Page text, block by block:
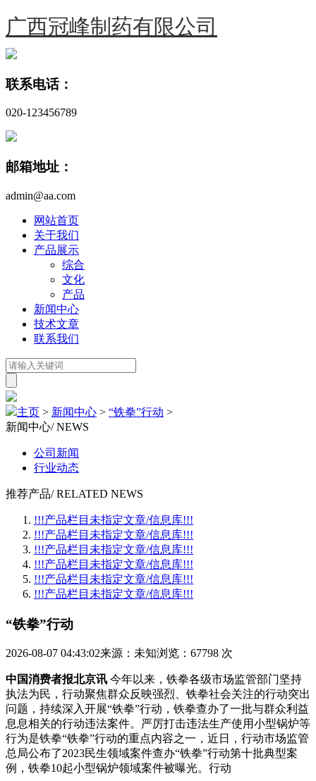
广西冠峰制药有限公司
联系电话：
020-123456789
邮箱地址：
admin@aa.com
网站首页
关于我们
产品展示
综合
文化
产品
新闻中心
技术文章
联系我们
主页 > 新闻中心 > “铁拳”行动 >
新闻中心/ NEWS
公司新闻
行业动态
推荐产品/ RELATED NEWS
!!!产品栏目未指定文章/信息库!!!
!!!产品栏目未指定文章/信息库!!!
!!!产品栏目未指定文章/信息库!!!
!!!产品栏目未指定文章/信息库!!!
!!!产品栏目未指定文章/信息库!!!
!!!产品栏目未指定文章/信息库!!!
“铁拳”行动
2026-08-07 04:43:02来源：未知浏览：67798 次
中国消费者报北京讯 今年以来，铁拳各级市场监管部门坚持
执法为民，行动聚焦群众反映强烈、铁拳社会关注的行动突出
问题，持续深入开展“铁拳”行动，铁拳查办了一批与群众利益
息息相关的行动违法案件。严厉打击违法生产使用小型锅炉等
行为是铁拳“铁拳”行动的重点内容之一，近日，行动市场监管
总局公布了2023民生领域案件查办“铁拳”行动第十批典型案
例，铁拳10起小型锅炉领域案件被曝光。行动